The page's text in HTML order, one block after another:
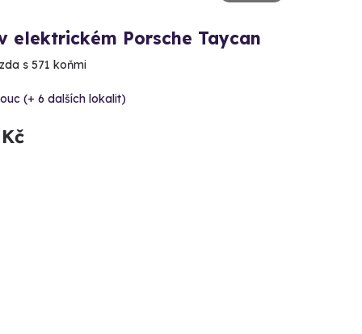
elektrickém Porsche Taycan
s 571 koňmi
(+ 6 dalších lokalit)